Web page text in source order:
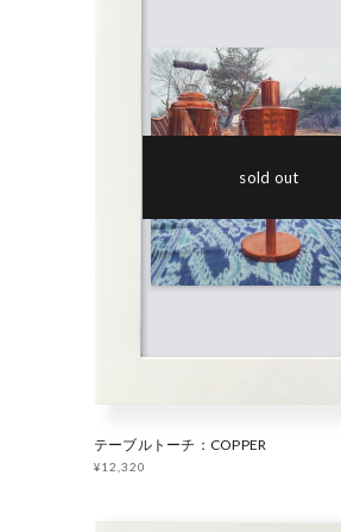
sold out
テーブルトーチ：COPPER
¥12,320